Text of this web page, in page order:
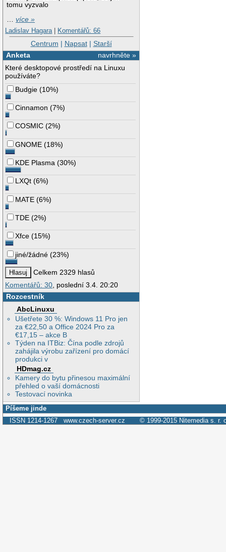
tomu vyzvalo
…více »
Ladislav Hagara | Komentářů: 66
Centrum | Napsat| Starší
navrhněte »
Anketa
Které desktopové prostředí na Linuxu
používáte?
Budgie (10%)
Cinnamon (7%)
COSMIC (2%)
GNOME (18%)
KDE Plasma (30%)
LXQt (6%)
MATE (6%)
TDE (2%)
Xfce (15%)
jiné/žádné (23%)
Celkem 2329 hlasů
Komentářů: 30, poslední 3.4. 20:20
Rozcestník
AbcLinuxu
Ušetřete 30 %: Windows 11 Pro jen
za €22,50 a Office 2024 Pro za
€17,15 – akce B
Týden na ITBiz: Čína podle zdrojů
zahájila výrobu zařízení pro domácí
produkci v
HDmag.cz
Kamery do bytu přinesou maximální
přehled o vaší domácnosti
Testovací novinka
Píšeme jinde
ISSN 1214-1267 www.czech-server.cz © 1999-2015 Nitemedia s. r.